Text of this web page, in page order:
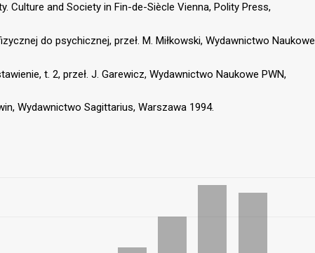
Culture and Society in Fin-de-Siècle Vienna, Polity Press,
do psychicznej, przeł. M. Miłkowski, Wydawnictwo Naukowe
t. 2, przeł. J. Garewicz, Wydawnictwo Naukowe PWN,
Wydawnictwo Sagittarius, Warszawa 1994.